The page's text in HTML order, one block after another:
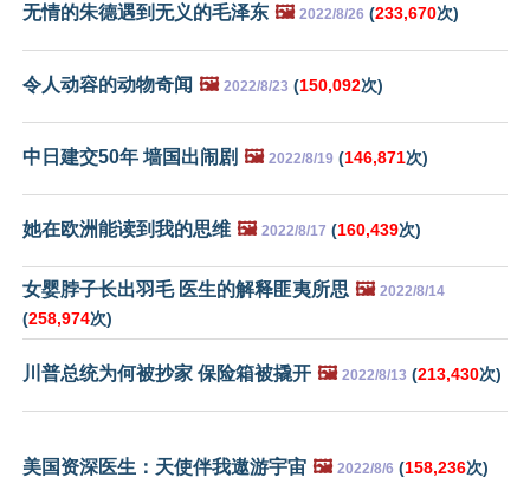
无情的朱德遇到无义的毛泽东 🖼️ 2022/8/26 (233,670次)
令人动容的动物奇闻 🖼️ 2022/8/23 (150,092次)
中日建交50年 墙国出闹剧 🖼️ 2022/8/19 (146,871次)
她在欧洲能读到我的思维 🖼️ 2022/8/17 (160,439次)
女婴脖子长出羽毛 医生的解释匪夷所思 🖼️ 2022/8/14
(258,974次)
川普总统为何被抄家 保险箱被撬开 🖼️ 2022/8/13 (213,430次)
美国资深医生：天使伴我遨游宇宙 🖼️ 2022/8/6 (158,236次)